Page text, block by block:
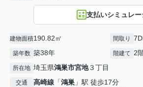
支払いシミュレ
建物面積190.82㎡ 間取り
築年数 築38年 階建て 2
所在地 埼玉県鴻巣市宮地３丁目
交通 高崎線 「鴻巣 」駅 徒歩17分